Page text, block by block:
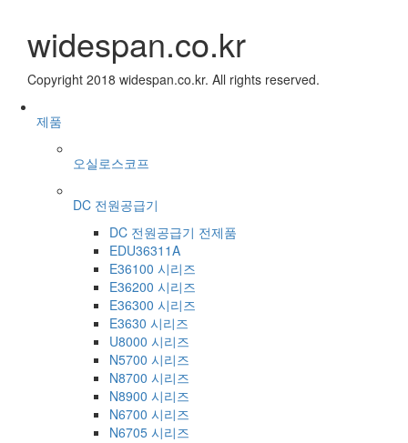
widespan.co.kr
Copyright 2018 widespan.co.kr. All rights reserved.
제품
오실로스코프
DC 전원공급기
DC 전원공급기 전제품
EDU36311A
E36100 시리즈
E36200 시리즈
E36300 시리즈
E3630 시리즈
U8000 시리즈
N5700 시리즈
N8700 시리즈
N8900 시리즈
N6700 시리즈
N6705 시리즈